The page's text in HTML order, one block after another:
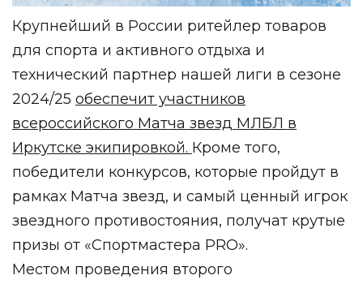
Крупнейший в России ритейлер товаров
для спорта и активного отдыха и
технический партнер нашей лиги в сезоне
2024/25 обеспечит участников
всероссийского Матча звезд МЛБЛ в
Иркутске экипировкой. Кроме того,
победители конкурсов, которые пройдут в
рамках Матча звезд, и самый ценный игрок
звездного противостояния, получат крутые
призы от «Спортмастера PRO».
Местом проведения второго